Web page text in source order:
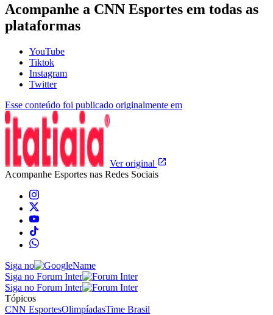
Acompanhe a CNN Esportes em todas as
plataformas
YouTube
Tiktok
Instagram
Twitter
Esse conteúdo foi publicado originalmente em
Ver original
Acompanhe Esportes nas Redes Sociais
Siga no
Siga no Forum Inter
Siga no Forum Inter
Tópicos
CNN EsportesOlimpíadasTime Brasil